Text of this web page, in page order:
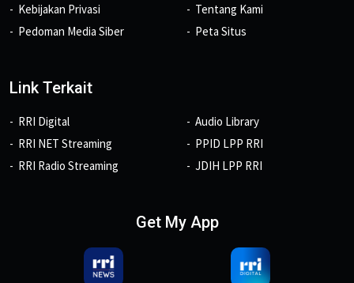
Kebijakan Privasi
Pedoman Media Siber
Tentang Kami
Peta Situs
Link Terkait
RRI Digital
RRI NET Streaming
RRI Radio Streaming
Audio Library
PPID LPP RRI
JDIH LPP RRI
Get My App